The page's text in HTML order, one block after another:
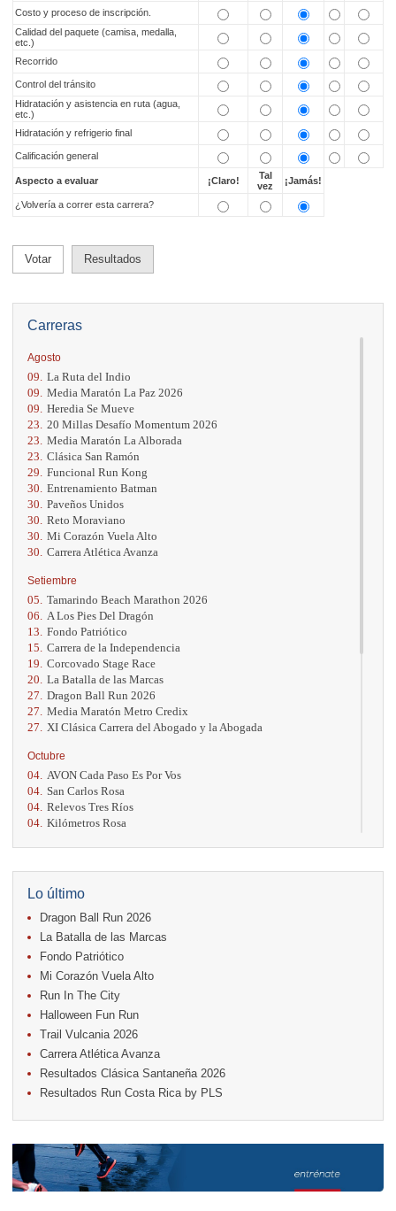
Carreras
Agosto
09. La Ruta del Indio
09. Media Maratón La Paz 2026
09. Heredia Se Mueve
23. 20 Millas Desafío Momentum 2026
23. Media Maratón La Alborada
23. Clásica San Ramón
29. Funcional Run Kong
30. Entrenamiento Batman
30. Paveños Unidos
30. Reto Moraviano
30. Mi Corazón Vuela Alto
30. Carrera Atlética Avanza
Setiembre
05. Tamarindo Beach Marathon 2026
06.
A Los Pies Del Dragón
13. Fondo Patriótico
15. Carrera de la Independencia
19. Corcovado Stage Race
20. La Batalla de las Marcas
27. Dragon Ball Run 2026
27. Media Maratón Metro Credix
27.
XI Clásica Carrera del Abogado y la Abogada
Octubre
04. AVON Cada Paso Es Por Vos
04. San Carlos Rosa
04. Relevos Tres Ríos
04. Kilómetros Rosa
18. Casa Turire Trail Run
18.
Warriors Run Circuit
18. Samsung Jacó Beach Half Marathon 2026
25. KRun by Under Armour
25. Run Alajuela
31.
Halloween Fun Run
Noviembre
08. Lindora Run
15. Entre Pan y Rosas
Diciembre
06. Trail Vulcania 2026
12. Media Maratón Puntarenas 2026
Lo último
Dragon Ball Run 2026
La Batalla de las Marcas
Fondo Patriótico
Mi Corazón Vuela Alto
Run In The City
Halloween Fun Run
Trail Vulcania 2026
Carrera Atlética Avanza
Resultados Clásica Santaneña 2026
Resultados Run Costa Rica by PLS
Costo y proceso de inscripción.
Calidad del paquete (camisa, medalla,
etc.)
Recorrido
Control del tránsito
Hidratación y asistencia en ruta (agua,
etc.)
Hidratación y refrigerio final
Calificación general
Aspecto a evaluar ¡Claro!
Tal
vez
¡Jamás!
¿Volvería a correr esta carrera?
Votar Resultados